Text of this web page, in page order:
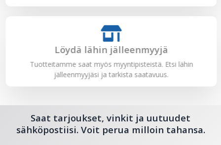
Löydä lähin jälleenmyyjä
Tuotteitamme saat myös myyntipisteistä. Etsi lähin
jälleenmyyjäsi ja tarkista saatavuus.
Saat tarjoukset, vinkit ja uutuudet
sähköpostiisi. Voit perua milloin tahansa.